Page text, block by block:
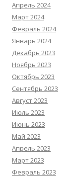
Апрель 2024
Март 2024
Февраль 2024
Январь 2024
Декабрь 2023
Ноябрь 2023
Октябрь 2023
Сентябрь 2023
Август 2023
Июль 2023
Июнь 2023
Май 2023
Апрель 2023
Март 2023
Февраль 2023